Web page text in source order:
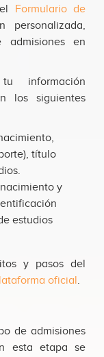
Formulario de
personalizada,
en
información
los siguientes
título
y
estudios
y pasos del
oficial.
de admisiones
esta etapa se